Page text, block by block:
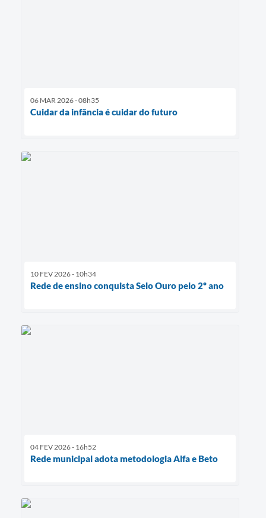
06 MAR 2026 - 08h35
Cuidar da infância é cuidar do futuro
10 FEV 2026 - 10h34
Rede de ensino conquista Selo Ouro pelo 2º ano
04 FEV 2026 - 16h52
Rede municipal adota metodologia Alfa e Beto